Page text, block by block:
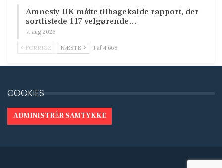
Amnesty UK måtte tilbagekalde rapport, der
sortlistede 117 velgørende…
7. aug 2026
FORRIGE NÆSTE 1 af 4.668
COOKIES
ADMINISTRÉR SAMTYKKE